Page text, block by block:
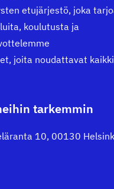
etujärjestö, joka
koulutusta ja
joita noudattavat kaikki
tarkemmin
10, 00130